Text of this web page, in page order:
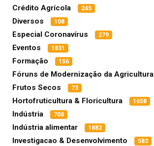
Crédito Agrícola 245
Diversos 108
Especial Coronavírus 279
Eventos 1831
Formação 156
Fóruns de Modernização da Agricultura
Frutos Secos 73
Hortofruticultura & Floricultura 1658
Indústria 708
Indústria alimentar 1882
Investigacao & Desenvolvimento 583